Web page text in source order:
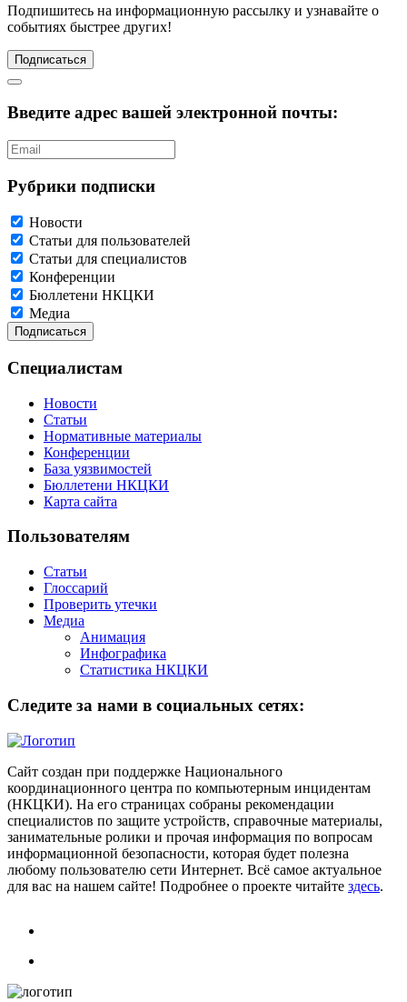
Подпишитесь на информационную рассылку и узнавайте о
событиях быстрее других!
Подписаться
Введите адрес вашей электронной почты:
Рубрики подписки
Новости
Статьи для пользователей
Статьи для специалистов
Конференции
Бюллетени НКЦКИ
Медиа
Специалистам
Новости
Статьи
Нормативные материалы
Конференции
База уязвимостей
Бюллетени НКЦКИ
Карта сайта
Пользователям
Статьи
Глоссарий
Проверить утечки
Медиа
Анимация
Инфографика
Статистика НКЦКИ
Следите за нами в социальных сетях:
Сайт создан при поддержке Национального
координационного центра по компьютерным инцидентам
(НКЦКИ). На его страницах собраны рекомендации
специалистов по защите устройств, справочные материалы,
занимательные ролики и прочая информация по вопросам
информационной безопасности, которая будет полезна
любому пользователю сети Интернет. Всё самое актуальное
для вас на нашем сайте! Подробнее о проекте читайте здесь.